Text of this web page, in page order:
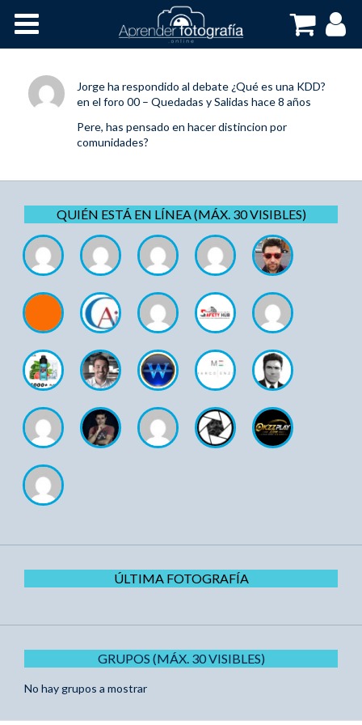
Cursos OnLine
Jorgeha respondido al debate ¿Qué es una KDD?
en el foro 00 – Quedadas y Salidas hace 8 años
Pere, has pensado en hacer distincion por
comunidades?
QUIÉN ESTÁ EN LÍNEA (MÁX. 30 VISIBLES)
ÚLTIMA FOTOGRAFÍA
GRUPOS (MÁX. 30 VISIBLES)
No hay grupos a mostrar